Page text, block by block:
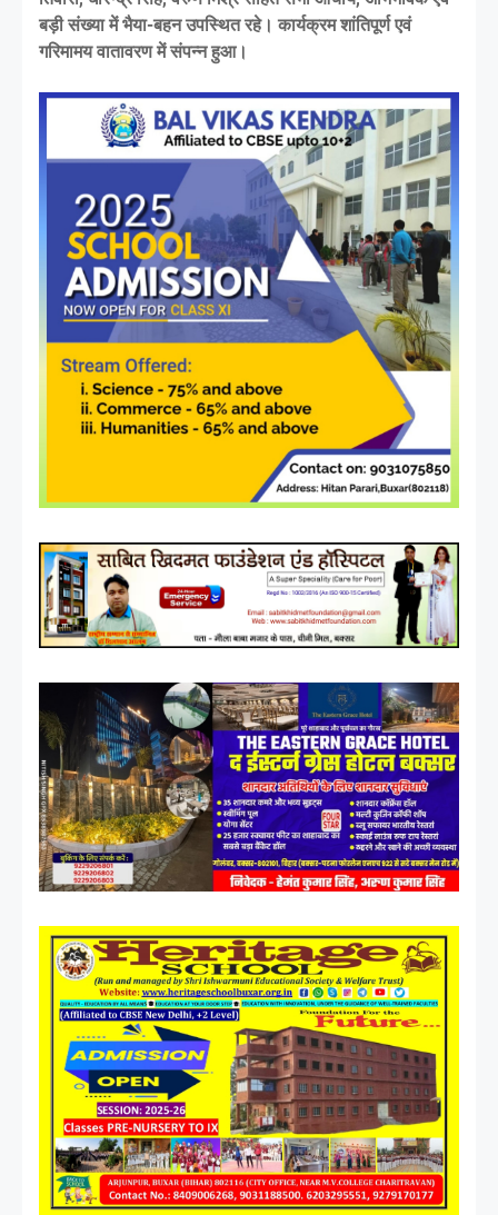
बड़ी संख्या में भैया-बहन उपस्थित रहे। कार्यक्रम शांतिपूर्ण एवं
गरिमामय वातावरण में संपन्न हुआ।